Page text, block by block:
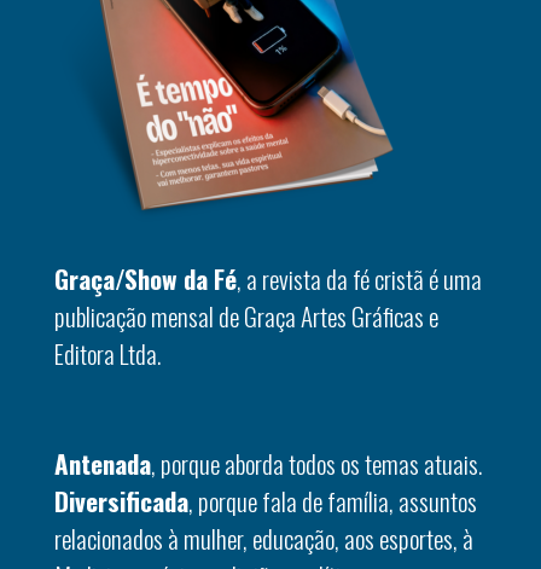
Graça/Show da Fé, a revista da fé cristã é uma
publicação mensal de Graça Artes Gráficas e
Editora Ltda.
Antenada, porque aborda todos os temas atuais.
Diversificada, porque fala de família, assuntos
relacionados à mulher, educação, aos esportes, à